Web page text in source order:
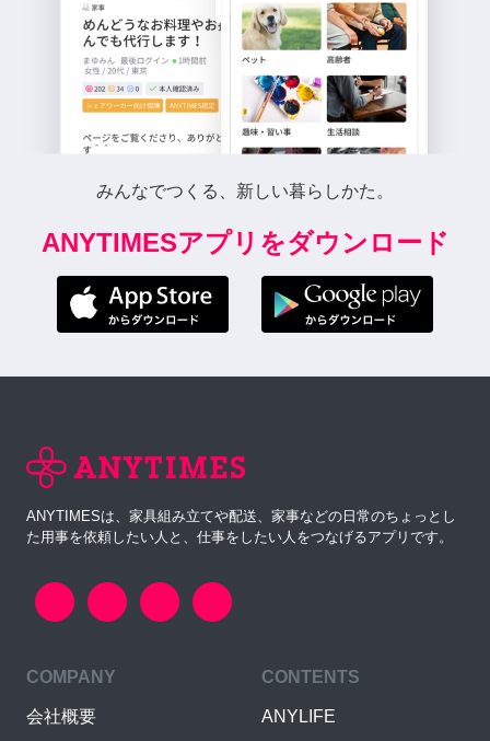
みんなでつくる、新しい暮らしかた。
ANYTIMESアプリをダウンロード
ANYTIMESは、家具組み立てや配送、家事などの日常のちょっとし
た用事を依頼したい人と、仕事をしたい人をつなげるアプリです。
COMPANY
会社概要
CONTENTS
ANYLIFE